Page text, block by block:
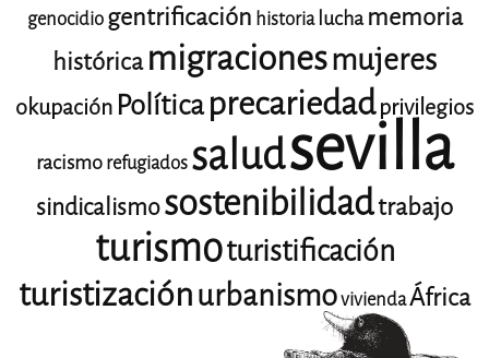
genocidiogentrificación historialucha memoria
histórica migracionesmujeres
okupaciónPolíticaprecariedadprivilegios
racismorefugiadossaludsevilla
sindicalismosostenibilidadtrabajo
turismoturistificación
turistizaciónurbanismoviviendaÁfrica